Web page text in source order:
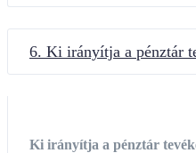
6. Ki irányítja a pénztár
Ki irányítja a pénztár